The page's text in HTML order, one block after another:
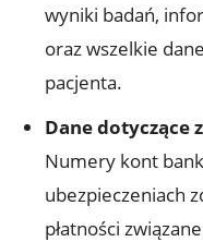
wyniki badań,
oraz wszelkie
pacjenta.
Dane dotyczące
Numery kont
ubezpieczeniach
płatności